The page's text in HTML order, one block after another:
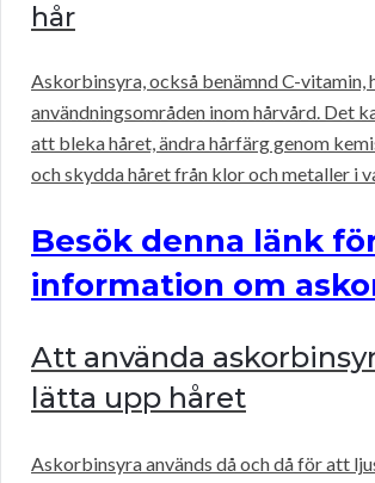
hår
Askorbinsyra, också benämnd C-vitamin,
användningsområden inom hårvård. Det
att bleka håret, ändra hårfärg genom
och skydda håret från klor och metaller i
Besök denna länk
information om
Att använda
lätta upp håret
Askorbinsyra används då och då för att